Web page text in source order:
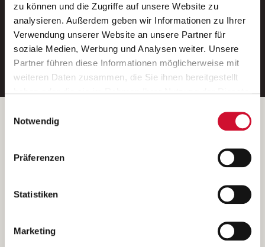
zu können und die Zugriffe auf unsere Website zu
analysieren. Außerdem geben wir Informationen zu Ihrer
Verwendung unserer Website an unsere Partner für
soziale Medien, Werbung und Analysen weiter. Unsere
Partner führen diese Informationen möglicherweise mit
weiteren Daten zusammen, die Sie ihnen bereitgestellt
Wenn Sie auf „Cookies zulassen“ klicken, so stimmen
Sie der Speicherung sämtlicher Cookies zu. Sie können
Ihre Einwilligung selbstverständlich jederzeit widerrufen,
indem Sie die Cookie-Einstellungen aufrufen und diese
unsererDatenschutzerklärung
Notwendig
Präferenzen
Statistiken
Marketing
Ein kostenloser Service von AWO
Jobs.
E-Mail-Adresse eintragen
Betreiber der Webseite
Kantstraße 45a
(Ein Tochterunternehmen des AWO Bezirksverbandes Unterfranken
e.V.)